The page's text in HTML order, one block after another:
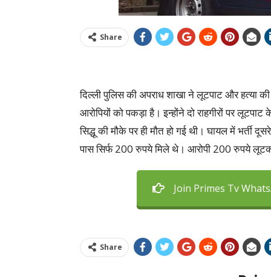
Share
दिल्ली पुलिस की अपराध शाखा ने लूटपाट और हत्या
आरोपियों को पकड़ा है। इन्होंने दो राहगीरों पर
सिद्धू की मौके पर ही मौत हो गई थी। घायल में भर्ती
पास सिर्फ 200 रुपये मिले थे। आरोपी 200 रुपये
Join Primes Tv
Share